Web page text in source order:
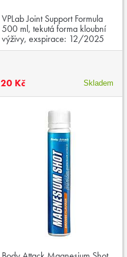
VPLab Joint Support Formula
500 ml, tekutá forma kloubní
výživy, exspirace: 12/2025
20 Kč Skladem